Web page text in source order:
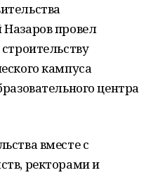
провел
кампуса
центра
вместе с
ректорами и